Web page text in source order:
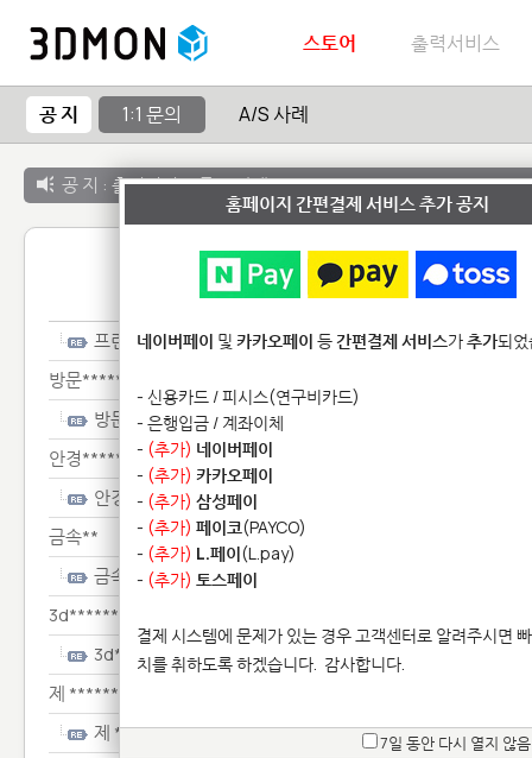
스토어 출력서비스
공 지 1:1 문의 A/S 사례
공 지 : 출력서비스 종료 안내
1:1 문
프린**********
방문********
방문********
안경******************************
안경******************************
금속**
금속**
3d*****************
3d*****************
제 ****************************
제 ****************************
홈페이지 간편결제 서비스 추가 공지
네이버페이 및 카카오페이 등간편결제 서비스가추가되
- 신용카드 / 피시스(연구비카드)
- 은행입금 / 계좌이체
- (추가) 네이버페이
- (추가) 카카오페이
- (추가) 삼성페이
- (추가) 페이코(PAYCO)
- (추가) L.페이(L.pay)
- (추가) 토스페이
결제 시스템에 문제가 있는 경우 고객센터로 알려주시면
치를 취하도록 하겠습니다. 감사합니다.
7일 동안 다시 열지 않음